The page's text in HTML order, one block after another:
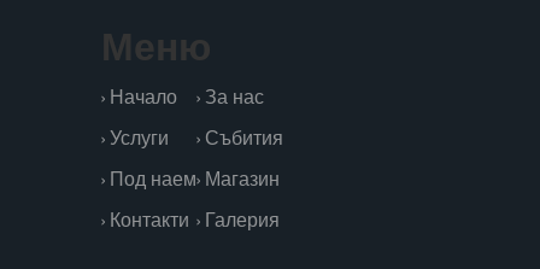
Меню
› Начало
› Услуги
› Под наем
› Контакти
› За нас
› Събития
› Магазин
› Галерия